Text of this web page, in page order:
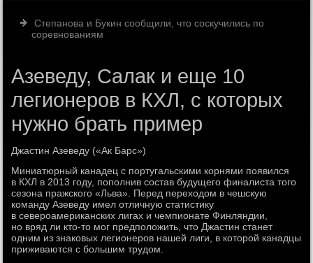
Степанова и Букин сообщили, что соскучились по
соревнованиям
Азеведу, Салак и еще 10
легионеров в КХЛ, с которых
нужно брать пример
Джастин Азеведу («Ак Барс»)
Миниатюрный канадец с португальскими корнями появился
в КХЛ в 2013 году, пополнив состав будущего финалиста того
сезона пражского «Льва». Перед переходом в чешскую
команду Азеведу имел отличную статистику
в североамериканских лигах и чемпионате Финляндии,
но вряд ли кто-то мог предположить, что Джастин станет
одним из знаковых легионеров нашей лиги, в которой канадцы
приживаются с большим трудом.